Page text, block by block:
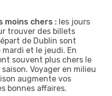
moins chers : les jours
trouver des billets
de Dublin sont
et le jeudi. En
souvent plus chers le
Voyager en milieu
augmente vos
bonnes affaires.